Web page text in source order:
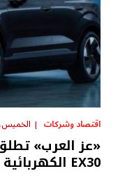
اقتصاد وشركات الخميس، 30 يوليو 2026 - 4:55 م
EX30 الكهربائية بتسهيلات وتمويل 0%